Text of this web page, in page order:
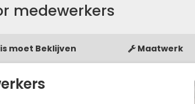
medewerkers
moet Beklijven Maatwerk